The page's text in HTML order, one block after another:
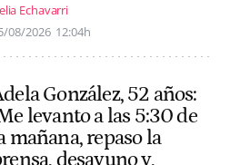
Echavarri
08/2026 12:04h
González, 52 años:
levanto a las 5:30 de
mañana, repaso la
desayuno y,